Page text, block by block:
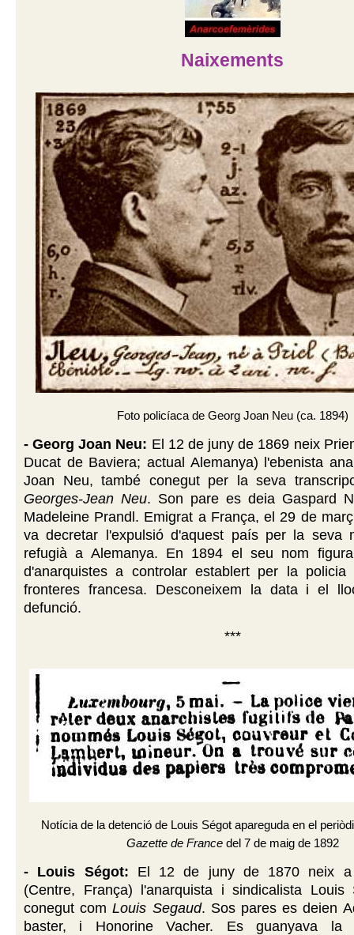
Naixements
Foto policíaca de Georg Joan Neu (ca. 1894)
- Georg Joan Neu: El 12 de juny de 1869 neix
Ducat de Baviera; actual Alemanya) l'ebenista
Joan Neu, també conegut per la seva
Georges-Jean Neu. Son pare es deia Gaspard
Madeleine Prandl. Emigrat a França, el 29 de
va decretar l'expulsió d'aquest país per la seva
refugià a Alemanya. En 1894 el seu nom
d'anarquistes a controlar establert per la policia
fronteres francesa. Desconeixem la data i el
defunció.
***
Notícia de la detenció de Louis Ségot apareguda en el
Gazette de Francedel 7 de maig de 1892
- Louis Ségot: El 12 de juny de 1870 neix a
(Centre, França) l'anarquista i sindicalista Louis
conegut comLouis Segaud. Sos pares es deien
baster, i Honorine Vacher. Es guanyava